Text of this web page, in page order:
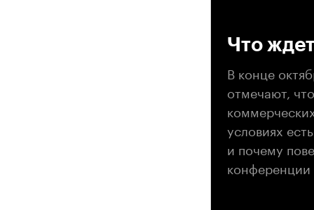
Что
В конце
отмечают,
условиях
и почему
конференции